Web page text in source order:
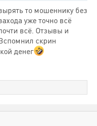
взял у
на 1х матча
Тамгдеправда-
уже на тот
на х2-как мы видим
как матч закончился
получит исчерпающий
то мошеннику без
уже точно всё
всё. Отзывы и
скрин
денег